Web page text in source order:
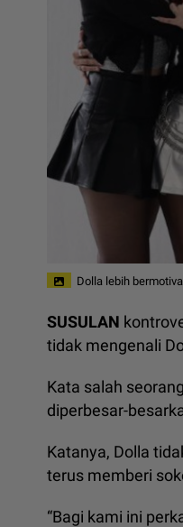
Dolla lebih
SUSULAN
tidak mengenali
Kata salah
diperbesar-
Katanya, Dolla
terus memberi
“Bagi kami ini